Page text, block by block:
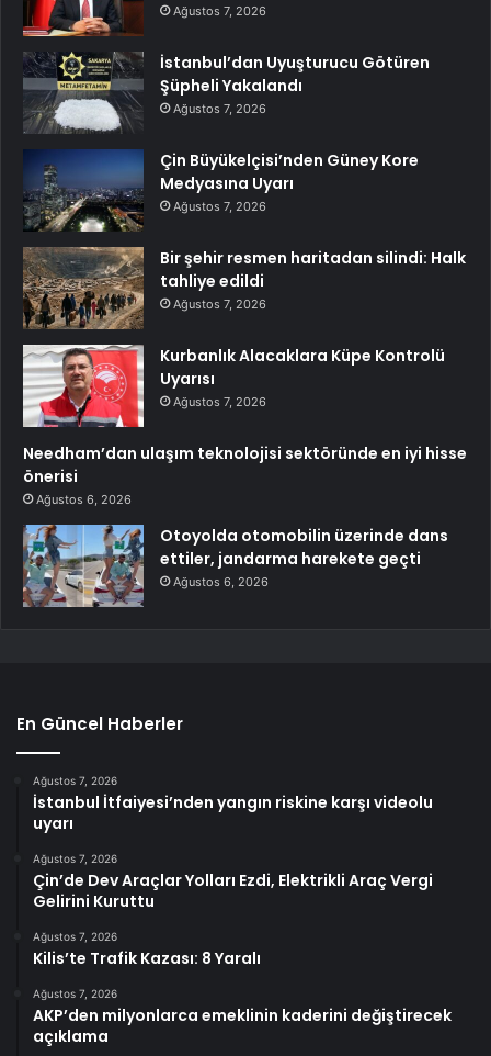
Ağustos 7, 2026
İstanbul’dan Uyuşturucu Götüren
Şüpheli Yakalandı
Ağustos 7, 2026
Çin Büyükelçisi’nden Güney Kore
Medyasına Uyarı
Ağustos 7, 2026
Bir şehir resmen haritadan silindi: Halk
tahliye edildi
Ağustos 7, 2026
Kurbanlık Alacaklara Küpe Kontrolü
Uyarısı
Ağustos 7, 2026
Needham’dan ulaşım teknolojisi sektöründe en iyi hisse
önerisi
Ağustos 6, 2026
Otoyolda otomobilin üzerinde dans
ettiler, jandarma harekete geçti
Ağustos 6, 2026
En Güncel Haberler
Ağustos 7, 2026
İstanbul İtfaiyesi’nden yangın riskine karşı videolu
uyarı
Ağustos 7, 2026
Çin’de Dev Araçlar Yolları Ezdi, Elektrikli Araç Vergi
Gelirini Kuruttu
Ağustos 7, 2026
Kilis’te Trafik Kazası: 8 Yaralı
Ağustos 7, 2026
AKP’den milyonlarca emeklinin kaderini değiştirecek
açıklama